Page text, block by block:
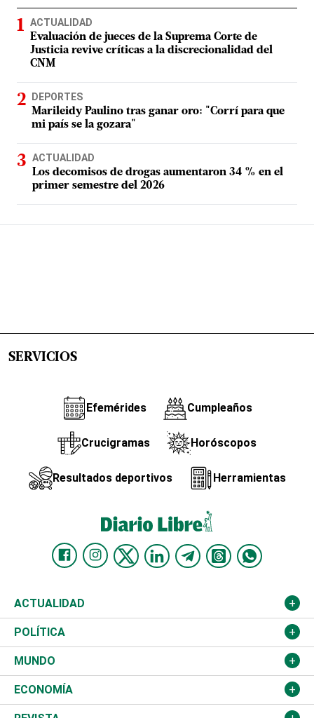
ACTUALIDAD
Evaluación de jueces de la Suprema Corte de
Justicia revive críticas a la discrecionalidad del
CNM
DEPORTES
Marileidy Paulino tras ganar oro: "Corrí para que
mi país se la gozara"
ACTUALIDAD
Los decomisos de drogas aumentaron 34 % en el
primer semestre del 2026
SERVICIOS
Efemérides Cumpleaños
Crucigramas Horóscopos
Resultados deportivos Herramientas
ACTUALIDAD
Nacional
Ciudad
Educación
POLÍTICA
Partidos
JCE
MUNDO
Estados Unidos
ECONOMÍA